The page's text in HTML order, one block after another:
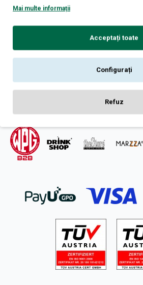
Newsletter
Retur
Mai multe informații
Acceptați toate
Configurați
Refuz